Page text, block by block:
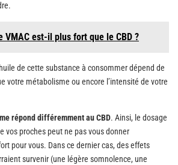
VMAC est-il plus fort que le CBD ?
de cette substance à consommer dépend de
votre métabolisme ou encore l’intensité de votre
répond différemment au CBD. Ainsi, le dosage
vos proches peut ne pas vous donner
pour vous. Dans ce dernier cas, des effets
survenir (une légère somnolence, une